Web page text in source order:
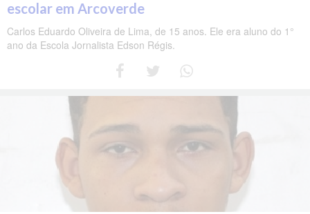
escolar em Arcoverde
Carlos Eduardo Oliveira de Lima, de 15 anos. Ele era aluno do 1°
ano da Escola Jornalista Edson Régis.